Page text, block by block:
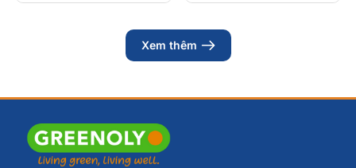
Hòa tan 1 viên trong 200ml nước, mỗi ngày uống 1 viên.
Không sử dụng quá liều lượng khuyến cáo.
Xem thêm